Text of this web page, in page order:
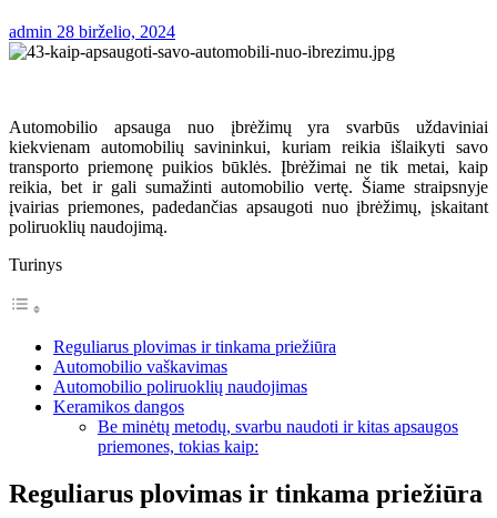
admin 28 birželio, 2024
Automobilio apsauga nuo įbrėžimų yra svarbūs uždaviniai
kiekvienam automobilių savininkui, kuriam reikia išlaikyti savo
transporto priemonę puikios būklės. Įbrėžimai ne tik metai, kaip
reikia, bet ir gali sumažinti automobilio vertę. Šiame straipsnyje
įvairias priemones, padedančias apsaugoti nuo įbrėžimų, įskaitant
poliruoklių naudojimą.
Turinys
Reguliarus plovimas ir tinkama priežiūra
Automobilio vaškavimas
Automobilio poliruoklių naudojimas
Keramikos dangos
Be minėtų metodų, svarbu naudoti ir kitas apsaugos
priemones, tokias kaip:
Reguliarus plovimas ir tinkama priežiūra